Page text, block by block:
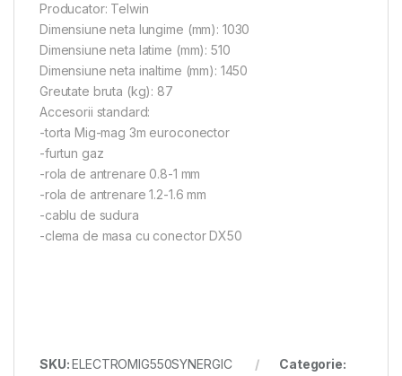
Producator: Telwin
Dimensiune neta lungime (mm): 1030
Dimensiune neta latime (mm): 510
Dimensiune neta inaltime (mm): 1450
Greutate bruta (kg): 87
Accesorii standard:
-torta Mig-mag 3m euroconector
-furtun gaz
-rola de antrenare 0.8-1 mm
-rola de antrenare 1.2-1.6 mm
-cablu de sudura
-clema de masa cu conector DX50
SKU:ELECTROMIG550SYNERGIC
Categorie: